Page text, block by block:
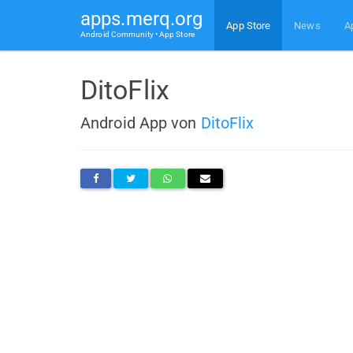
apps.merq.org
Android Community • App Store
App Store News
DitoFlix
Android App von DitoFlix